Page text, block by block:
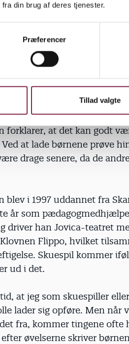
din brug af deres tjenester.
Præferencer
Tillad valgte
at kigge på Emil nu. Det er
Laustsen, mens han
sig rundt efter Emil som
drager," når han at
alle.
forklarer, at det kan godt
at lade børnene prøve
drage senere, da de
blev i 1997 uddannet fra
år som
driver han Jovica-teatret
Flippo, hvilket
Skuespil kommer
ud i det.
at jeg som skuespiller
lader sig opføre. Men når
fra, kommer tingene ofte
øvelserne skriver